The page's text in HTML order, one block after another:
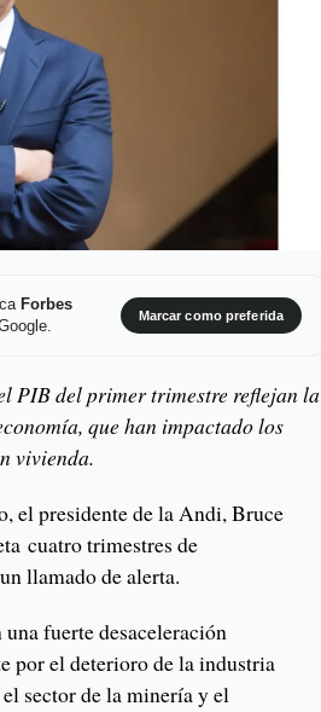
Forbes
Marcar como preferida
PIB del primer trimestre reflejan la
que han impactado los
vivienda.
el presidente de la Andi, Bruce
cuatro trimestres de
llamado de alerta.
fuerte desaceleración
por el deterioro de la industria
sector de la minería y el